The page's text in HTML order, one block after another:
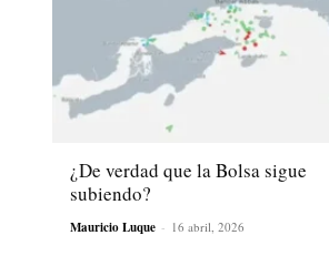
¿De verdad que la Bolsa sigue
subiendo?
Mauricio Luque - 16 abril, 2026